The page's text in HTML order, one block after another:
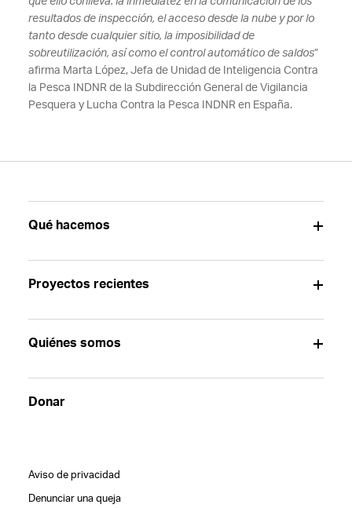
resultados de inspección, el acceso desde la nube y por lo
tanto desde cualquier sitio, la imposibilidad de
sobreutilización, así como el control automático de saldos”
afirma Marta López, Jefa de Unidad de Inteligencia Contra
la Pesca INDNR de la Subdirección General de Vigilancia
Pesquera y Lucha Contra la Pesca INDNR en España.
Qué hacemos
Proyectos recientes
Quiénes somos
Donar
Aviso de privacidad
Denunciar una queja